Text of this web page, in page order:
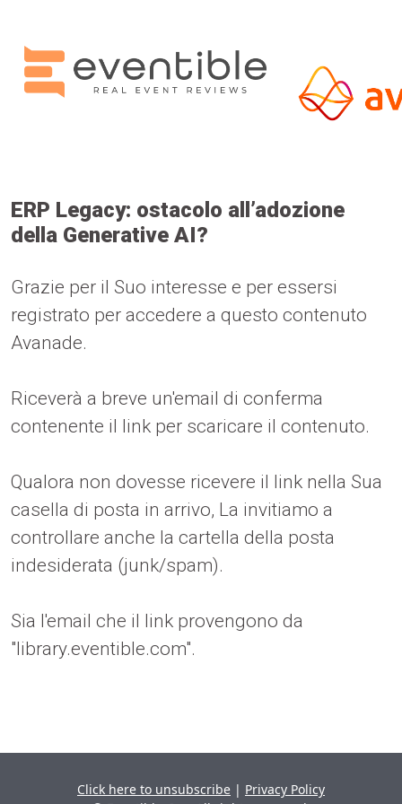
ERP Legacy: ostacolo all’adozione
della Generative AI?
Grazie per il Suo interesse e per essersi
registrato per accedere a questo contenuto
Avanade.
Riceverà a breve un'email di conferma
contenente il link per scaricare il contenuto.
Qualora non dovesse ricevere il link nella Sua
casella di posta in arrivo, La invitiamo a
controllare anche la cartella della posta
indesiderata (junk/spam).
Sia l'email che il link provengono da
"library.eventible.com".
Click here to unsubscribe | Privacy Policy